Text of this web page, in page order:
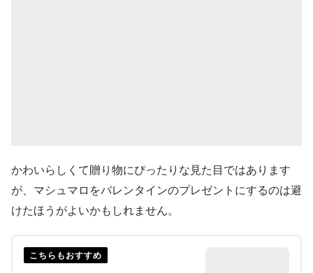
かわいらしくて贈り物にぴったりな見た目ではあります
が、マシュマロをバレンタインのプレゼントにするのは避
けたほうがよいかもしれません。
こちらもおすすめ